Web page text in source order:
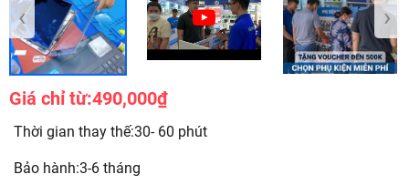
‹ ›
Giá chỉ từ:490,000₫
Thời gian thay thế:30- 60 phút
Bảo hành:3-6 tháng